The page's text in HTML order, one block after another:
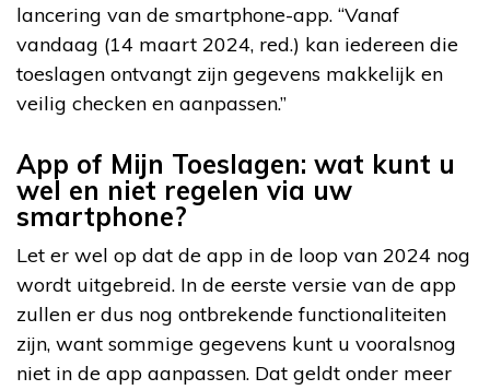
lancering van de smartphone-app. “Vanaf
vandaag (14 maart 2024, red.) kan iedereen die
toeslagen ontvangt zijn gegevens makkelijk en
veilig checken en aanpassen.”
App of Mijn Toeslagen: wat kunt u
wel en niet regelen via uw
smartphone?
Let er wel op dat de app in de loop van 2024 nog
wordt uitgebreid. In de eerste versie van de app
zullen er dus nog ontbrekende functionaliteiten
zijn, want sommige gegevens kunt u vooralsnog
niet in de app aanpassen. Dat geldt onder meer